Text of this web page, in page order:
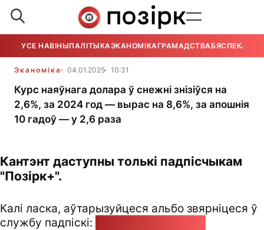
УСЕ НАВІНЫПАЛІТЫКАЭКАНОМІКАГРАМАДСТВАБЯСПЕКА
Эканоміка 04.01.2025 10:31
Курс наяўнага долара ў снежні знізіўся на
2,6%, за 2024 год — вырас на 8,6%, за апошнія
10 гадоў — у 2,6 раза
Кантэнт даступны толькі падпісчыкам
"Позірк+".
Калі ласка, аўтарызуйцеся альбо звярніцеся ў
службу падпіскі: